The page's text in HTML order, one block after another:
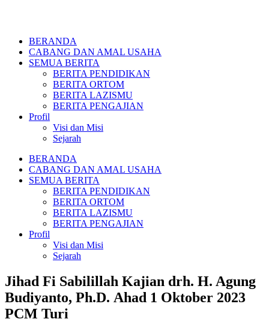
BERANDA
CABANG DAN AMAL USAHA
SEMUA BERITA
BERITA PENDIDIKAN
BERITA ORTOM
BERITA LAZISMU
BERITA PENGAJIAN
Profil
Visi dan Misi
Sejarah
BERANDA
CABANG DAN AMAL USAHA
SEMUA BERITA
BERITA PENDIDIKAN
BERITA ORTOM
BERITA LAZISMU
BERITA PENGAJIAN
Profil
Visi dan Misi
Sejarah
Jihad Fi Sabilillah Kajian drh. H. Agung
Budiyanto, Ph.D. Ahad 1 Oktober 2023
PCM Turi